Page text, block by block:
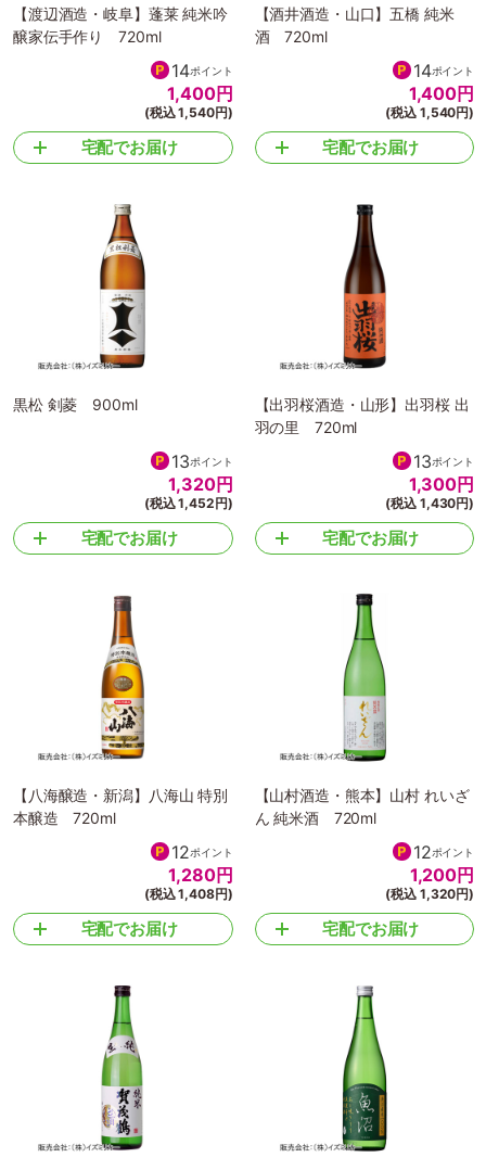
【渡辺酒造・岐阜】蓬莱 純米吟
醸家伝手作り 720ml
14ポイント
1,400円
(税込 1,540円)
宅配でお届け
【酒井酒造・山口】五橋 純米
酒 720ml
14ポイント
1,400円
(税込 1,540円)
宅配でお届け
黒松 剣菱 900ml
13ポイント
1,320円
(税込 1,452円)
宅配でお届け
【出羽桜酒造・山形】出羽桜 出
羽の里 720ml
13ポイント
1,300円
(税込 1,430円)
宅配でお届け
【八海醸造・新潟】八海山 特別
本醸造 720ml
12ポイント
1,280円
(税込 1,408円)
宅配でお届け
【山村酒造・熊本】山村 れいざ
ん 純米酒 720ml
12ポイント
1,200円
(税込 1,320円)
宅配でお届け